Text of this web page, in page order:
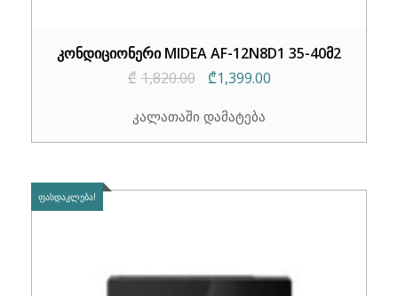
კონდიციონერი MIDEA AF-12N8D1 35-40მ2
₾ 1,820.00
Original
was:
₾1,399.00Current
კალათაში დამატება
ᲤᲐᲡᲓᲐᲙᲚᲔᲑᲐ!